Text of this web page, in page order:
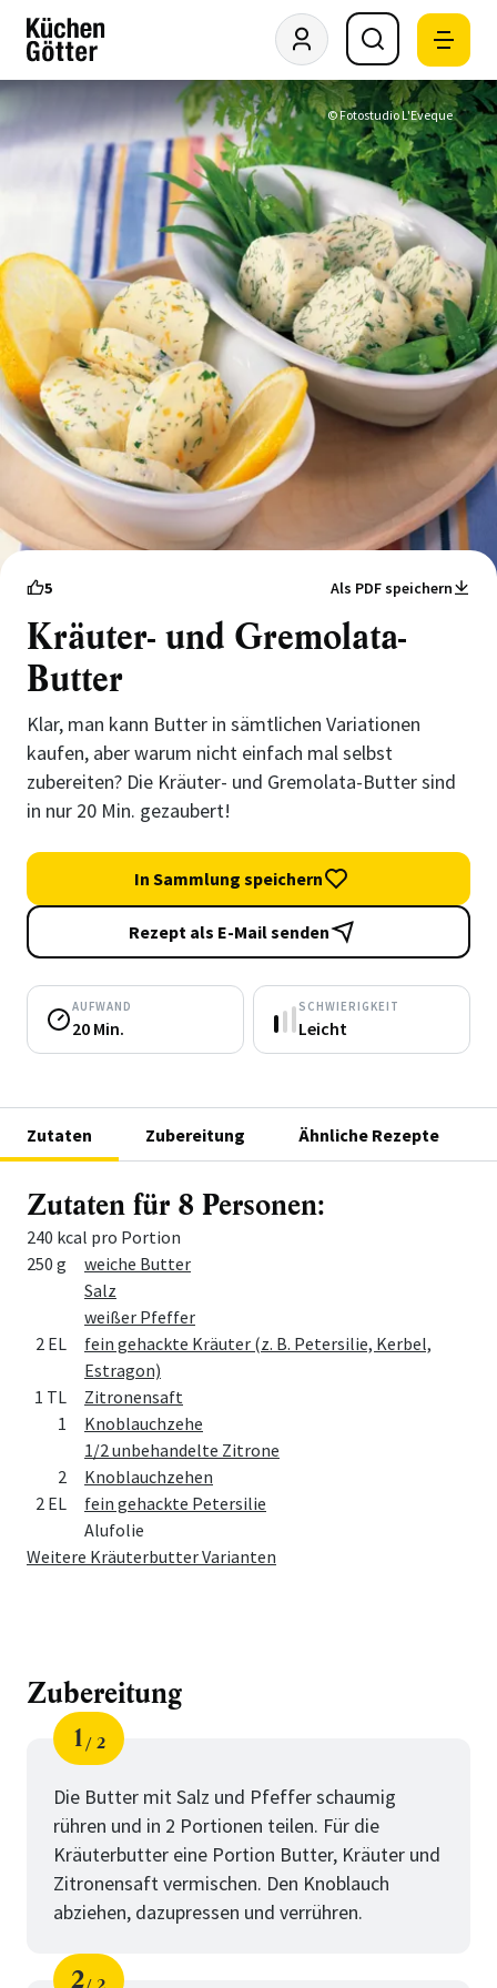
© Fotostudio L'Eveque
5 Als PDF speichern
Kräuter- und Gremolata-
Butter
Klar, man kann Butter in sämtlichen Variationen
kaufen, aber warum nicht einfach mal selbst
zubereiten? Die Kräuter- und Gremolata-Butter sind
in nur 20 Min. gezaubert!
In Sammlung speichern
Rezept als E-Mail senden
AUFWAND
20 Min.
SCHWIERIGKEIT
Leicht
Zutaten Zubereitung Ähnliche Rezepte
Zutaten für 8 Personen:
240 kcal pro Portion
Menge
Zutat
250 g
weiche Butter
Salz
weißer Pfeffer
2 EL
fein gehackte Kräuter (z. B. Petersilie, Kerbel,
Estragon)
1 TL
Zitronensaft
1
Knoblauchzehe
1/2 unbehandelte Zitrone
2
Knoblauchzehen
2 EL
fein gehackte Petersilie
Alufolie
Weitere Kräuterbutter Varianten
Zubereitung
Schritt
1
von
2
Die Butter mit Salz und Pfeffer schaumig
rühren und in 2 Portionen teilen. Für die
Kräuterbutter eine Portion Butter, Kräuter und
Zitronensaft vermischen. Den Knoblauch
abziehen, dazupressen und verrühren.
2